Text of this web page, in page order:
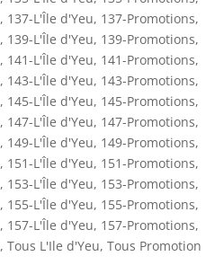
, 137-L'Île d'Yeu, 137-Promotions,
, 139-L'Île d'Yeu, 139-Promotions,
, 141-L'Île d'Yeu, 141-Promotions,
, 143-L'Île d'Yeu, 143-Promotions,
, 145-L'Île d'Yeu, 145-Promotions,
, 147-L'Île d'Yeu, 147-Promotions,
, 149-L'Île d'Yeu, 149-Promotions,
, 151-L'Île d'Yeu, 151-Promotions,
, 153-L'Île d'Yeu, 153-Promotions,
, 155-L'Île d'Yeu, 155-Promotions,
, 157-L'Île d'Yeu, 157-Promotions,
, Tous L'Ile d'Yeu, Tous Promotion